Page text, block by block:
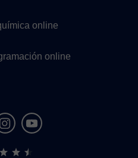
online
online